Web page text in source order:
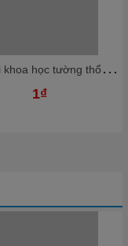
T
rò chơi khoa học tường thổi bóng nhựa Ziczac TTBKB03 Dochoikinhbac Trò chơi hấp dẫn trong nhà bóng
1₫